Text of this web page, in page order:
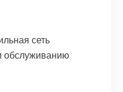
сеть
обслуживанию